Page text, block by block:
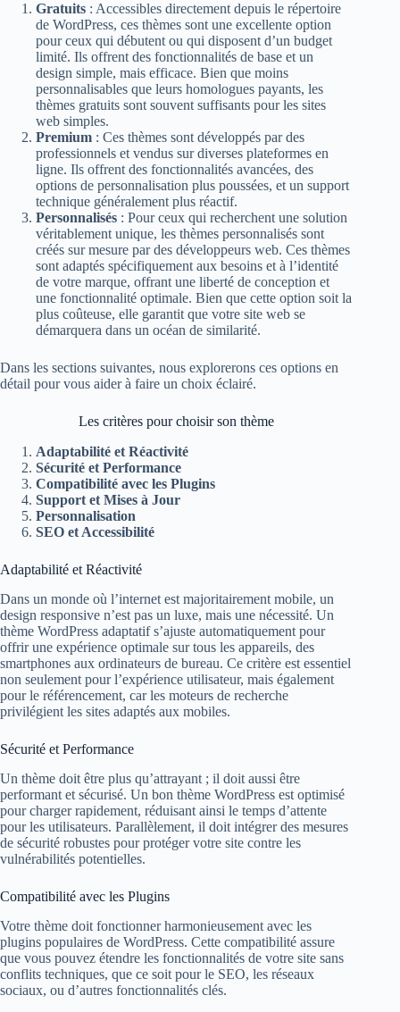
Gratuits : Accessibles directement depuis le répertoire
de WordPress, ces thèmes sont une excellente option
pour ceux qui débutent ou qui disposent d’un budget
limité. Ils offrent des fonctionnalités de base et un
design simple, mais efficace. Bien que moins
personnalisables que leurs homologues payants, les
thèmes gratuits sont souvent suffisants pour les sites
web simples.
Premium : Ces thèmes sont développés par des
professionnels et vendus sur diverses plateformes en
ligne. Ils offrent des fonctionnalités avancées, des
options de personnalisation plus poussées, et un support
technique généralement plus réactif.
Personnalisés : Pour ceux qui recherchent une solution
véritablement unique, les thèmes personnalisés sont
créés sur mesure par des développeurs web. Ces thèmes
sont adaptés spécifiquement aux besoins et à l’identité
de votre marque, offrant une liberté de conception et
une fonctionnalité optimale. Bien que cette option soit la
plus coûteuse, elle garantit que votre site web se
démarquera dans un océan de similarité.
Dans les sections suivantes, nous explorerons ces options en
détail pour vous aider à faire un choix éclairé.
Les critères pour choisir son thème
Adaptabilité et Réactivité
Sécurité et Performance
Compatibilité avec les Plugins
Support et Mises à Jour
Personnalisation
SEO et Accessibilité
Adaptabilité et Réactivité
Dans un monde où l’internet est majoritairement mobile, un
design responsive n’est pas un luxe, mais une nécessité. Un
thème WordPress adaptatif s’ajuste automatiquement pour
offrir une expérience optimale sur tous les appareils, des
smartphones aux ordinateurs de bureau. Ce critère est essentiel
non seulement pour l’expérience utilisateur, mais également
pour le référencement, car les moteurs de recherche
privilégient les sites adaptés aux mobiles.
Sécurité et Performance
Un thème doit être plus qu’attrayant ; il doit aussi être
performant et sécurisé. Un bon thème WordPress est optimisé
pour charger rapidement, réduisant ainsi le temps d’attente
pour les utilisateurs. Parallèlement, il doit intégrer des mesures
de sécurité robustes pour protéger votre site contre les
vulnérabilités potentielles.
Compatibilité avec les Plugins
Votre thème doit fonctionner harmonieusement avec les
plugins populaires de WordPress. Cette compatibilité assure
que vous pouvez étendre les fonctionnalités de votre site sans
conflits techniques, que ce soit pour le SEO, les réseaux
sociaux, ou d’autres fonctionnalités clés.